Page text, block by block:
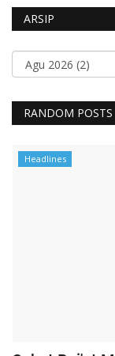
ARSIP
RANDOM POSTS
Headlines